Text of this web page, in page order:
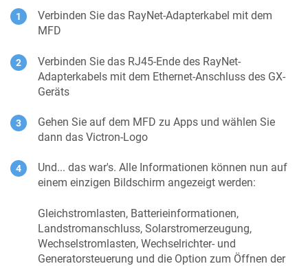
Verbinden Sie das RayNet-Adapterkabel mit dem
MFD
Verbinden Sie das RJ45-Ende des RayNet-
Adapterkabels mit dem Ethernet-Anschluss des GX-
Geräts
Gehen Sie auf dem MFD zu Apps und wählen Sie
dann das Victron-Logo
Und... das war's. Alle Informationen können nun auf
einem einzigen Bildschirm angezeigt werden:
Gleichstromlasten, Batterieinformationen,
Landstromanschluss, Solarstromerzeugung,
Wechselstromlasten, Wechselrichter- und
Generatorsteuerung und die Option zum Öffnen der